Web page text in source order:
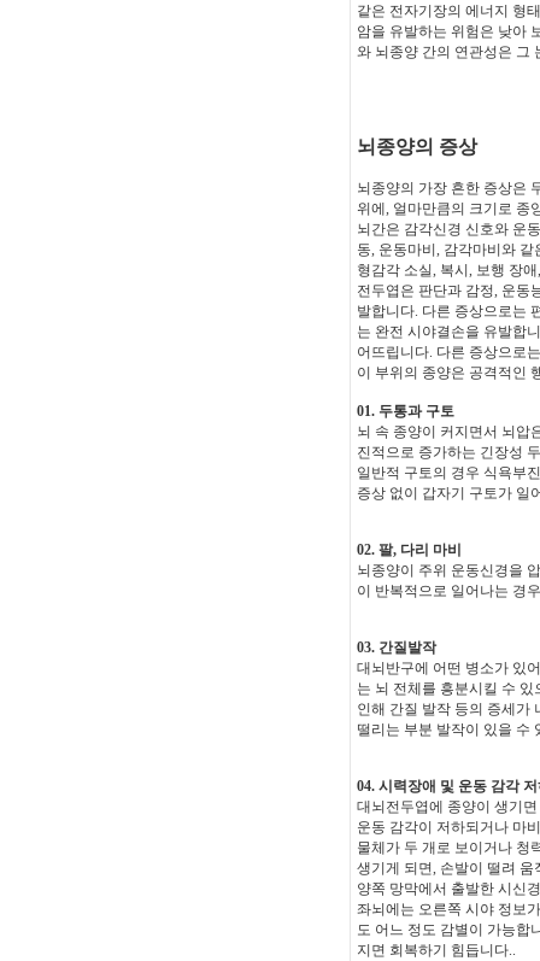
같은 전자기장의 에너지 형
암을 유발하는 위험은 낮아
와 뇌종양 간의 연관성은 그
뇌종양의 증상
뇌종양의 가장 흔한 증상은
위에, 얼마만큼의 크기로 종
뇌간은 감각신경 신호와 운
동, 운동마비, 감각마비와
형감각 소실, 복시, 보행 장
전두엽은 판단과 감정, 운동
발합니다. 다른 증상으로는
는 완전 시야결손을 유발합
어뜨립니다. 다른 증상으로
이 부위의 종양은 공격적인
01. 두통과 구토
뇌 속 종양이 커지면서 뇌압
진적으로 증가하는 긴장성
일반적 구토의 경우 식욕부
증상 없이 갑자기 구토가 일
02. 팔, 다리 마비
뇌종양이 주위 운동신경을
이 반복적으로 일어나는 경
03. 간질발작
대뇌반구에 어떤 병소가 있
는 뇌 전체를 흥분시킬 수
인해 간질 발작 등의 증세가
떨리는 부분 발작이 있을 수
04. 시력장애 및 운동 감각
대뇌전두엽에 종양이 생기
운동 감각이 저하되거나 마
물체가 두 개로 보이거나 청
생기게 되면, 손발이 떨려
양쪽 망막에서 출발한 시신
좌뇌에는 오른쪽 시야 정보
도 어느 정도 감별이 가능합
지면 회복하기 힘듭니다..